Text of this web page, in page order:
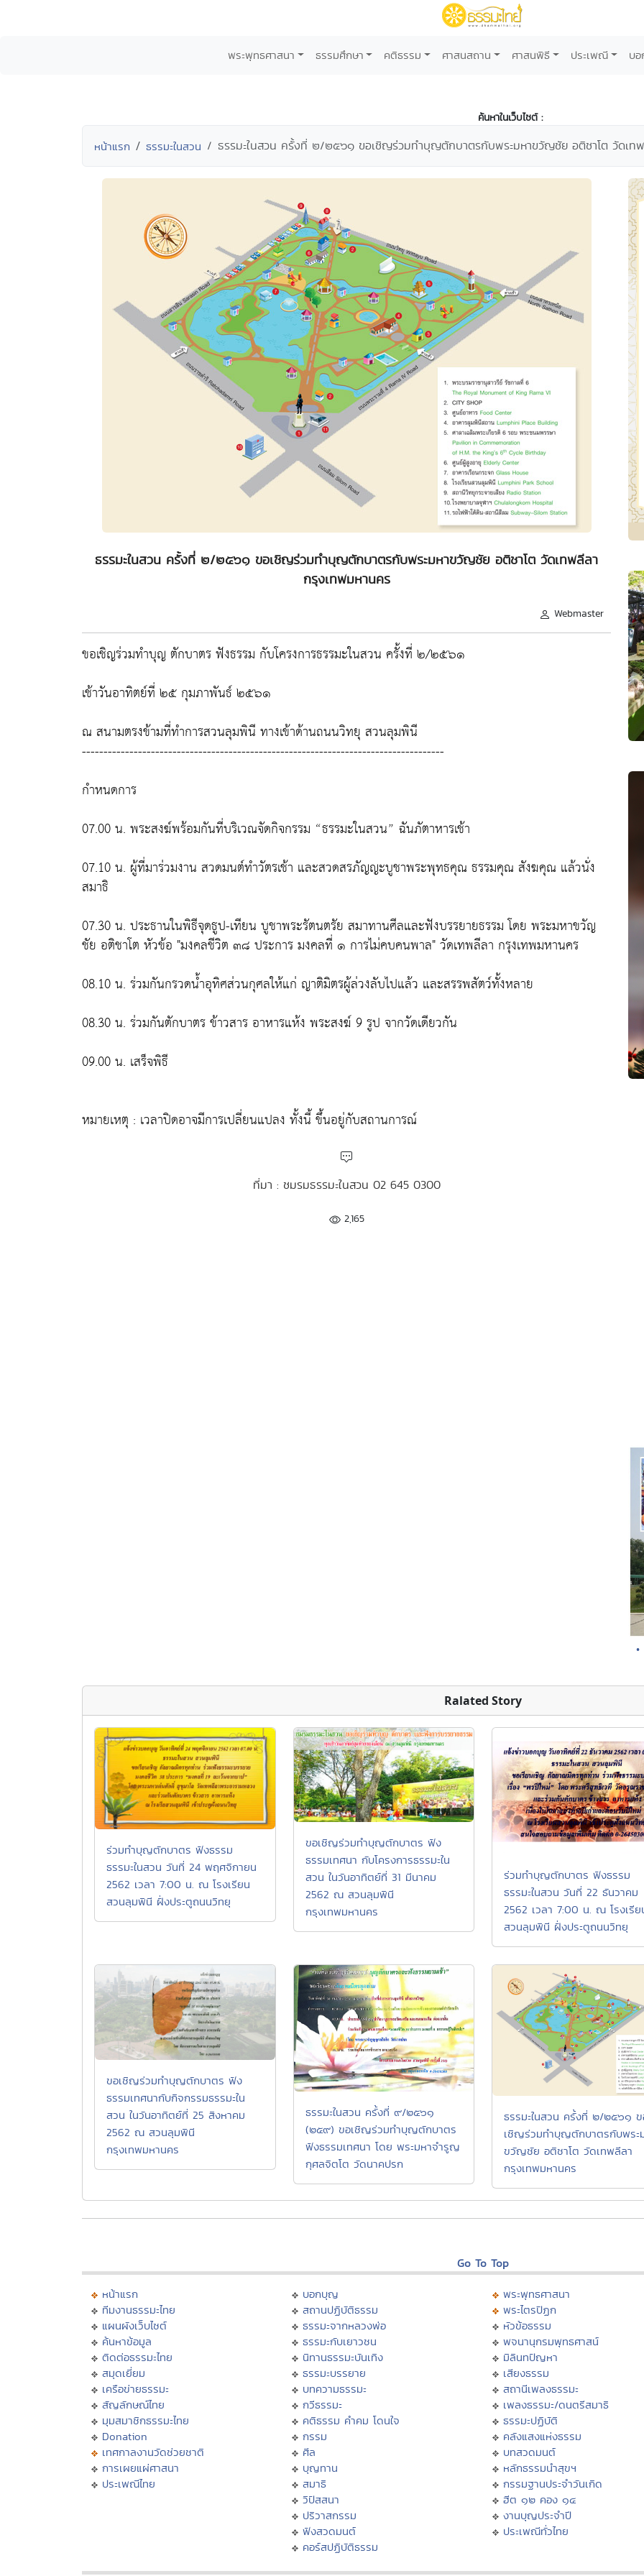
พระพุทธศาสนา ธรรมศึกษา คติธรรม ศาสนสถาน ศาสนพิธี ประเพณี บ
ค้นหาในเว็บไซต์ :
หน้าแรก ธรรมะในสวน ธรรมะในสวน ครั้งที่ ๒/๒๕๖๑ ขอเชิญร่วมทำบุญตักบาตรกับพระมหาขวัญชัย อติชาโต วัดเท
ธรรมะในสวน ครั้งที่ ๒/๒๕๖๑ ขอเชิญร่วมทำบุญตักบาตรกับพระมหาขวัญชัย อติชาโต วัดเทพลีลา
กรุงเทพมหานคร
Webmaster
ขอเชิญร่วมทำบุญ ตักบาตร ฟังธรรม กับโครงการธรรมะในสวน ครั้งที่ ๒/๒๕๖๑
เช้าวันอาทิตย์ที่ ๒๕ กุมภาพันธ์ ๒๕๖๑
ณ สนามตรงข้ามที่ทำการสวนลุมพินี ทางเข้าด้านถนนวิทยุ สวนลุมพินี
------------------------------------------------------------------------------------
กำหนดการ
07.00 น. พระสงฆ์พร้อมกันที่บริเวณจัดกิจกรรม “ธรรมะในสวน” ฉันภัตาหารเช้า
07.10 น. ผู้ที่มาร่วมงาน สวดมนต์ทำวัตรเช้า และสวดสรภัญญะบูชาพระพุทธคุณ ธรรมคุณ สังฆคุณ แล้วนั่ง
สมาธิ
07.30 น. ประธานในพิธีจุดธูป-เทียน บูชาพระรัตนตรัย สมาทานศีลและฟังบรรยายธรรม โดย พระมหาขวัญ
ชัย อติชาโต หัวข้อ "มงคลชีวิต ๓๘ ประการ มงคลที่ ๑ การไม่คบคนพาล" วัดเทพลีลา กรุงเทพมหานคร
08.10 น. ร่วมกันกรวดน้ำอุทิศส่วนกุศลให้แก่ ญาติมิตรผู้ล่วงลับไปแล้ว และสรรพสัตว์ทั้งหลาย
08.30 น. ร่วมกันตักบาตร ข้าวสาร อาหารแห้ง พระสงฆ์ 9 รูป จากวัดเดียวกัน
09.00 น. เสร็จพิธี
หมายเหตุ : เวลาปิดอาจมีการเปลี่ยนแปลง ทั้งนี้ ขึ้นอยู่กับสถานการณ์
ที่มา : ชมรมธรรมะในสวน 02 645 0300
2,165
Ralated Story
ร่วมทำบุญตักบาตร ฟังธรรม
ธรรมะในสวน วันที่ 24 พฤศจิกายน
2562 เวลา 7:00 น. ณ โรงเรียน
สวนลุมพินี ฝั่งประตูถนนวิทยุ
ขอเชิญร่วมทำบุญตักบาตร ฟัง
ธรรมเทศนา กับโครงการธรรมะใน
สวน ในวันอาทิตย์ที่ 31 มีนาคม
2562 ณ สวนลุมพินี
กรุงเทพมหานคร
ร่วมทำบุญตักบาตร ฟังธรรม
ธรรมะในสวน วันที่ 22 ธันวาคม
2562 เวลา 7:00 น. ณ โรงเรีย
สวนลุมพินี ฝั่งประตูถนนวิทยุ
ขอเชิญร่วมทำบุญตักบาตร ฟัง
ธรรมเทศนากับกิจกรรมธรรมะใน
สวน ในวันอาทิตย์ที่ 25 สิงหาคม
2562 ณ สวนลุมพินี
กรุงเทพมหานคร
ธรรมะในสวน ครั้งที่ ๙/๒๕๖๑
(๒๕๙) ขอเชิญร่วมทำบุญตักบาตร
ฟังธรรมเทศนา โดย พระมหาจำรูญ
กุศลจิตโต วัดนาคปรก
ธรรมะในสวน ครั้งที่ ๒/๒๕๖๑
เชิญร่วมทำบุญตักบาตรกับพระ
ขวัญชัย อติชาโต วัดเทพลีลา
กรุงเทพมหานคร
Go To Top
หน้าแรก
ทีมงานธรรมะไทย
แผนผังเว็บไซต์
ค้นหาข้อมูล
ติดต่อธรรมะไทย
สมุดเยี่ยม
เครือข่ายธรรมะ
สัญลักษณ์ไทย
มุมสมาชิกธรรมะไทย
Donation
เทศกาลงานวัดช่วยชาติ
การเผยแผ่ศาสนา
ประเพณีไทย
บอกบุญ
สถานปฏิบัติธรรม
ธรรมะจากหลวงพ่อ
ธรรมะกับเยาวชน
นิทานธรรมะบันเทิง
ธรรมะบรรยาย
บทความธรรมะ
กวีธรรมะ
คติธรรม คำคม โดนใจ
กรรม
ศีล
บุญทาน
สมาธิ
วิปัสสนา
ปริวาสกรรม
ฟังสวดมนต์
คอร์สปฏิบัติธรรม
พระพุทธศาสนา
พระไตรปิฏก
หัวข้อธรรม
พจนานุกรมพุทธศาสน์
มิลินทปัญหา
เสียงธรรม
สถานีเพลงธรรมะ
เพลงธรรมะ/ดนตรีสมาธิ
ธรรมะปฏิบัติ
คลังแสงแห่งธรรม
บทสวดมนต์
หลักธรรมนำสุขฯ
กรรมฐานประจำวันเกิด
ฮีต ๑๒ คอง ๑๔
งานบุญประจำปี
ประเพณีทั่วไทย